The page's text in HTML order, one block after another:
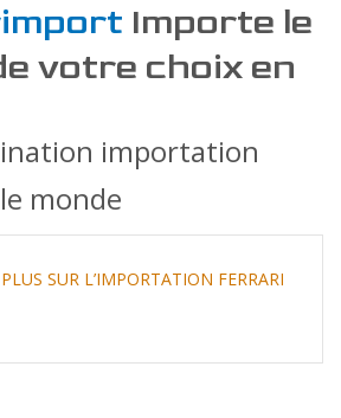
Importe le
votre choix en
importation
monde
SUR L’IMPORTATION FERRARI